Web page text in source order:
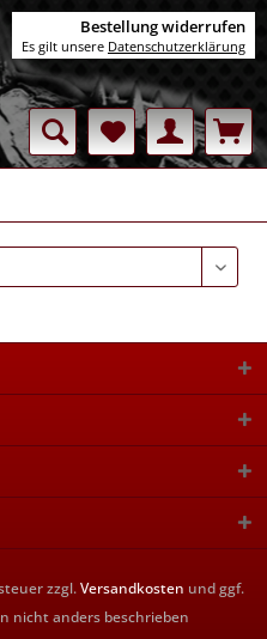
zzgl.Versandkosten und ggf.
nicht anders beschrieben
Bestellung widerrufen
Es gilt unsere Datenschutzerklärung